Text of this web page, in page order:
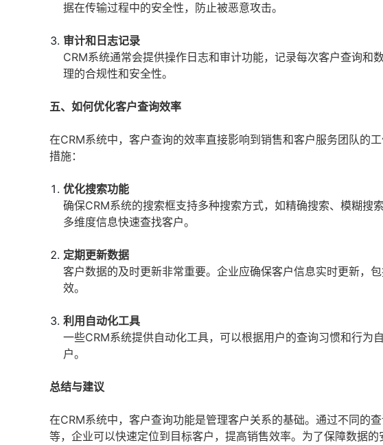
据在传输过程中的安全性，防止被恶意攻击。
审计和日志记录
CRM系统通常会提供操作日志和审计功能，记录每次客户查询和
理的合规性和安全性。
五、如何优化客户查询效率
在CRM系统中，客户查询的效率直接影响到销售和客户服务团队的
措施：
优化搜索功能
确保CRM系统的搜索框支持多种搜索方式，如精确搜索、模糊搜
多维度信息快速查找客户。
定期更新数据
客户数据的及时更新非常重要。企业应确保客户信息实时更新，
效。
利用自动化工具
一些CRM系统提供自动化工具，可以根据用户的查询习惯和行为
户。
总结与建议
在CRM系统中，客户查询功能是管理客户关系的基础。通过不同的
等，企业可以快速定位到目标客户，提高销售效率。为了保障数据